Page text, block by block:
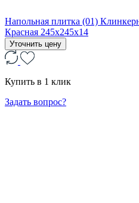
Напольная плитка (01)
Красная 245x245x14
Уточнить цену
Купить в 1 клик
Задать вопрос?